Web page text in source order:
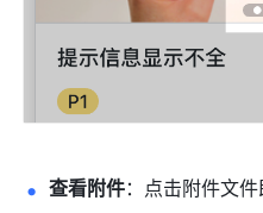
查看附件：点击附件文件